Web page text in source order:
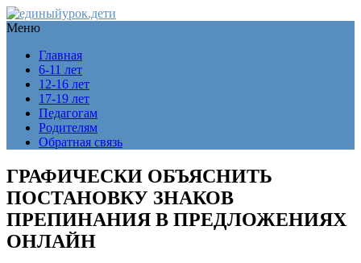
Меню
Главная
6-11 лет
12-16 лет
17-19 лет
Педагогам
Родителям
Обратная связь
ГРАФИЧЕСКИ ОБЪЯСНИТЬ
ПОСТАНОВКУ ЗНАКОВ
ПРЕПИНАНИЯ В ПРЕДЛОЖЕНИЯХ
ОНЛАЙН